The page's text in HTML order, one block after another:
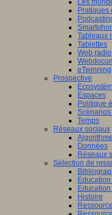
Les
Pratiques
Tableaux
Tablettes
Web radio
eTwinning
Prospective
Espaces
Politique
Temps
Réseaux sociaux
Algorithme
Données
Réseaux
Sélection de
Histoire